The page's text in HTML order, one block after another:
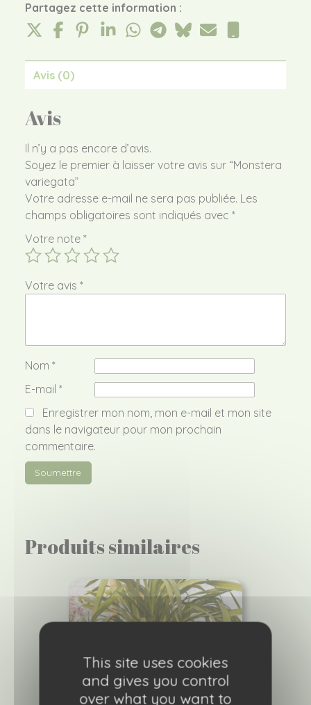
Partagez cette information :
Avis (0)
Avis
Il n’y a pas encore d’avis.
Soyez le premier à laisser votre avis sur “Monstera
variegata”
Votre adresse e-mail ne sera pas publiée. Les
champs obligatoires sont indiqués avec *
Votre note *
Votre avis *
Nom *
E-mail *
Enregistrer mon nom, mon e-mail et mon site
dans le navigateur pour mon prochain
commentaire.
Produits similaires
This site uses cookies
and gives you control
over what you want to